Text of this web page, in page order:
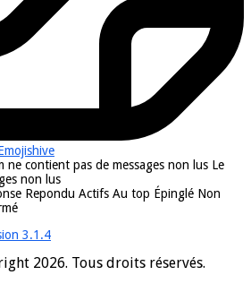
ne contient pas de messages non lus Le
non lus
Repondu Actifs Au top Épinglé Non
3.1.4
2026. Tous droits réservés.